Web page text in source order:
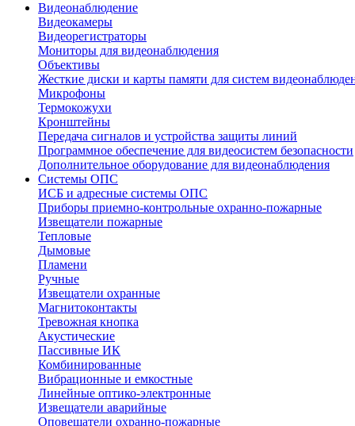
Видеонаблюдение
Видеокамеры
Видеорегистраторы
Мониторы для видеонаблюдения
Объективы
Жесткие диски и карты памяти для систем
Микрофоны
Термокожухи
Кронштейны
Передача сигналов и устройства защиты линий
Программное обеспечение для видеосистем безопасности
Дополнительное оборудование для видеонаблюдения
Системы ОПС
ИСБ и адресные системы ОПС
Приборы приемно-контрольные охранно-пожарные
Извещатели пожарные
Тепловые
Дымовые
Пламени
Ручные
Извещатели охранные
Магнитоконтакты
Тревожная кнопка
Акустические
Пассивные ИК
Комбинированные
Вибрационные и емкостные
Линейные оптико-электронные
Извещатели аварийные
Оповещатели охранно-пожарные